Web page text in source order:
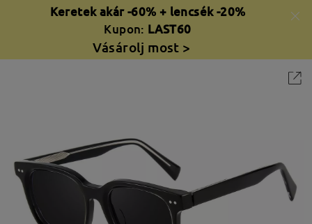
Keretek akár -60% + lencsék -20%
Kupon: LAST60
Vásárolj most >